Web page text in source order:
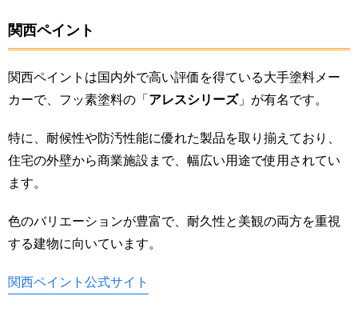
関西ペイント
関西ペイントは国内外で高い評価を得ている大手塗料メー
カーで、フッ素塗料の「 アレスシリーズ」が有名です。
特に、耐候性や防汚性能に優れた製品を取り揃えており、
住宅の外壁から商業施設まで、幅広い用途で使用されてい
ます。
色のバリエーションが豊富で、耐久性と美観の両方を重視
する建物に向いています。
関西ペイント公式サイト